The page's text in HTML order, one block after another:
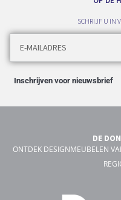
SCHRIJF U IN
Inschrijven voor nieuwsbrief
DE
ONTDEK DESIGNMEUBELEN